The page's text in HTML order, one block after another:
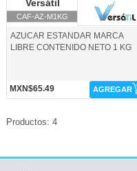
Versátil
CAF-AZ-M1KG
AZUCAR ESTANDAR MARCA
LIBRE CONTENIDO NETO 1 KG
MXN$65.49 AGREGAR
Productos: 4